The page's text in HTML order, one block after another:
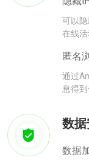
可以
在线活
匿名
通过
息得到
数
数据